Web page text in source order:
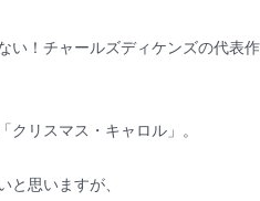
い！チャールズディケンズの代表作
リスマス・キャロル」。
と思いますが、